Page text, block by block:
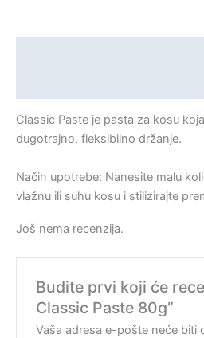
Classic Paste je pasta za kosu
dugotrajno, fleksibilno držanje.
Način upotrebe: Nanesite malu
vlažnu ili suhu kosu i stilizirajte
Još nema recenzija.
Budite prvi koji će
Classic Paste 80g”
Vaša adresa e-pošte neće biti